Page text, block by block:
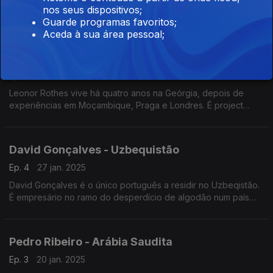
Está no Reino Unido há mais de dez anos e, nesta altura, faz
em Oxford um
pós-doutoramento onde investiga o comportamento da abelha
Leonor Rothes vive há quatro anos na Geórgia, depois de
experiências em Moçambique, Praga e Londres. É project
David Gonçalves - Uzbequistão
Ep. 4
27 jan. 2025
David Gonçalves é o único português a residir no Uzbeqistão.
É empresário no ramo do desperdício de algodão num país
Pedro Ribeiro - Arábia Saudita
Ep. 3
20 jan. 2025
nos seus dispositivos;
Guarde programas favoritos;
Aceda à sua área pessoal;